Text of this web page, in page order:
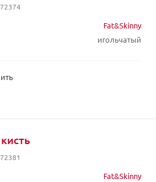
Fat&Skinny
игольчатый
Fat&Skinny